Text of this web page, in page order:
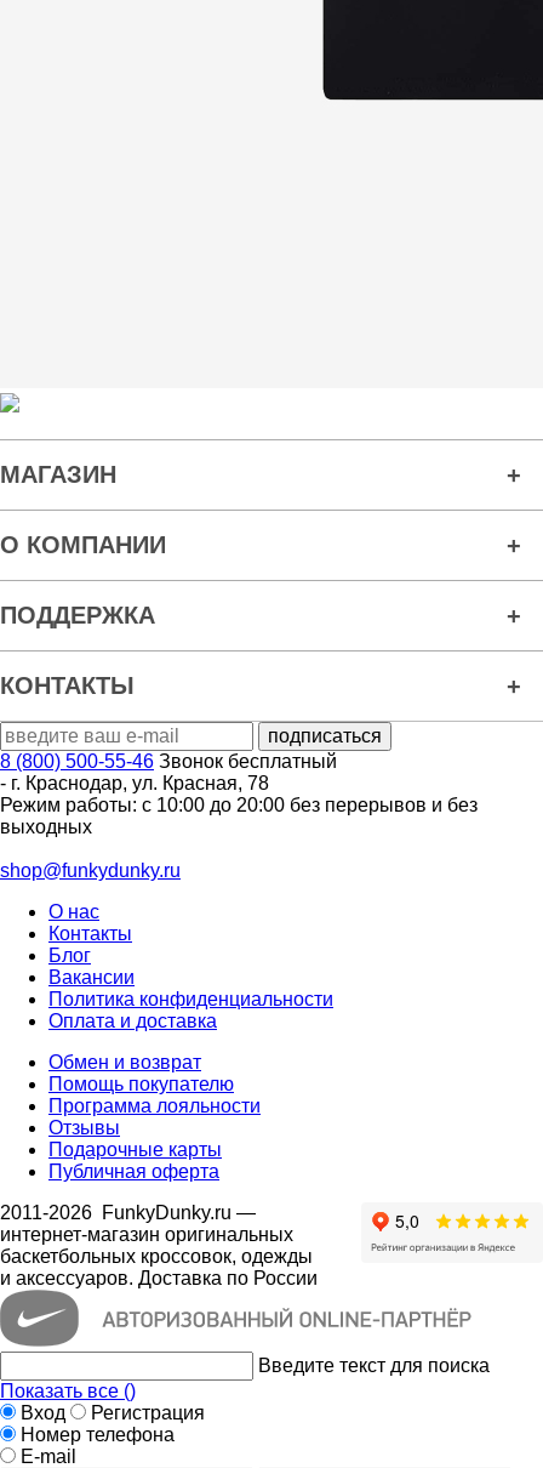
МАГАЗИН
О КОМПАНИИ
ПОДДЕРЖКА
КОНТАКТЫ
8 (800) 500-55-46 Звонок бесплатный
- г. Краснодар, ул. Красная, 78
Режим работы: с 10:00 до 20:00 без перерывов и без
выходных
shop@funkydunky.ru
О нас
Контакты
Блог
Вакансии
Политика конфиденциальности
Оплата и доставка
Обмен и возврат
Помощь покупателю
Программа лояльности
Отзывы
Подарочные карты
Публичная оферта
2011-2026 FunkyDunky.ru —
интернет-магазин оригинальных
баскетбольных кроссовок, одежды
и аксессуаров. Доставка по России
Введите текст для поиска
Показать все ()
Вход
Регистрация
Номер телефона
E-mail